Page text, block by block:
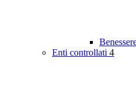
Enti controllati 4